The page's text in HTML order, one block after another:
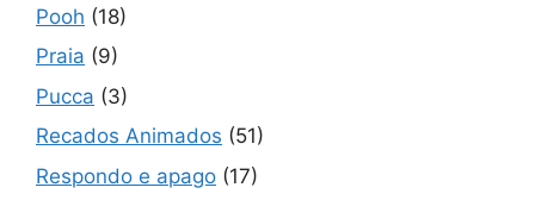
Pooh (18)
Praia (9)
Pucca (3)
Recados Animados (51)
Respondo e apago (17)